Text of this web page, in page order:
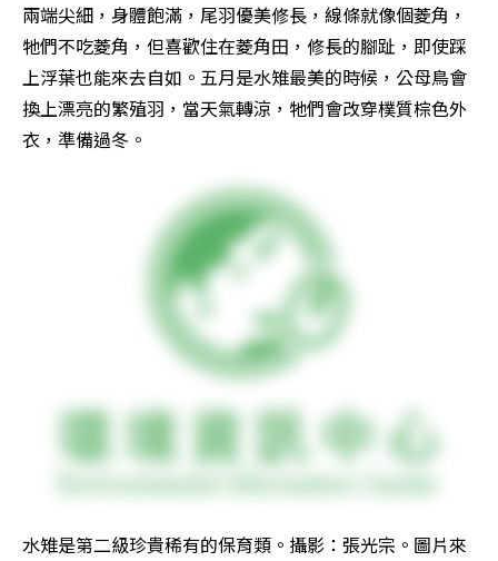
兩端尖細，身體飽滿，尾羽優美修長，線條就像個菱角，
牠們不吃菱角，但喜歡住在菱角田，修長的腳趾，即使踩
上浮葉也能來去自如。五月是水雉最美的時候，公母鳥會
換上漂亮的繁殖羽，當天氣轉涼，牠們會改穿樸質棕色外
衣，準備過冬。
水雉是第二級珍貴稀有的保育類。攝影：張光宗。圖片來